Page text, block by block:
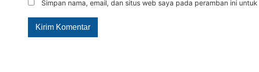
Simpan nama, email, dan situs web saya pada peramban ini